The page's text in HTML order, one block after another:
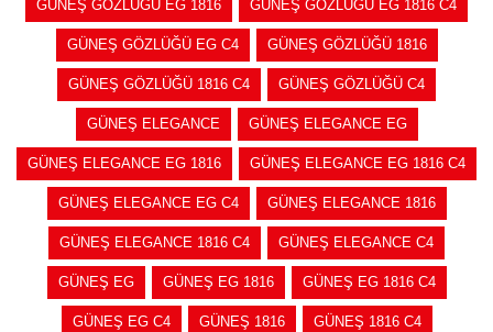
GÜNEŞ GÖZLÜĞÜ EG 1816 GÜNEŞ GÖZLÜĞÜ EG 1816 C4
GÜNEŞ GÖZLÜĞÜ EG C4 GÜNEŞ GÖZLÜĞÜ 1816
GÜNEŞ GÖZLÜĞÜ 1816 C4 GÜNEŞ GÖZLÜĞÜ C4
GÜNEŞ ELEGANCE GÜNEŞ ELEGANCE EG
GÜNEŞ ELEGANCE EG 1816 GÜNEŞ ELEGANCE EG 1816 C4
GÜNEŞ ELEGANCE EG C4 GÜNEŞ ELEGANCE 1816
GÜNEŞ ELEGANCE 1816 C4 GÜNEŞ ELEGANCE C4
GÜNEŞ EG GÜNEŞ EG 1816 GÜNEŞ EG 1816 C4
GÜNEŞ EG C4 GÜNEŞ 1816 GÜNEŞ 1816 C4